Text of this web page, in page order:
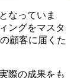
なっていま
ングをマスタ
顧客に届くた
際の成果をも